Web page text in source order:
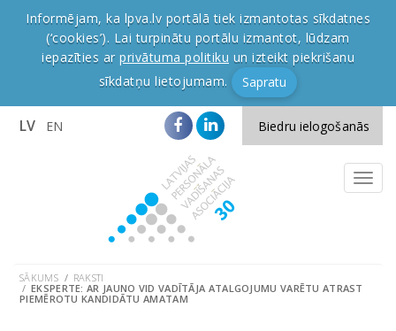
Informējam, ka lpva.lv portālā tiek izmantotas sīkdatnes
(‘cookies’). Lai turpinātu portālu izmantot, lūdzam
iepazīties ar privātuma politiku un izteikt piekrišanu
sīkdatņu lietojumam.
Sapratu
LV EN Biedru ielogošanās
SĀKUMS
RAKSTI
EKSPERTE: AR JAUNO VID VADĪTĀJA ATALGOJUMU VARĒTU ATRAST
PIEMĒROTU KANDIDĀTU AMATAM